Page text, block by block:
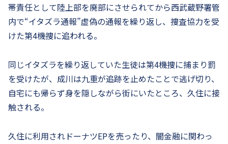
帯責任として陸上部を廃部にさせられてから西武蔵野署管
内で“イタズラ通報”虚偽の通報を繰り返し、捜査協力を受
けた第4機捜に追われる。
同じイタズラを繰り返していた生徒は第4機捜に捕まり罰
を受けたが、成川は九重が追跡を止めたことで逃げ切り、
自宅にも帰らず身を隠しながら街にいたところ、久住に接
触される。
久住に利用されドーナツEPを売ったり、闇金融に関わっ